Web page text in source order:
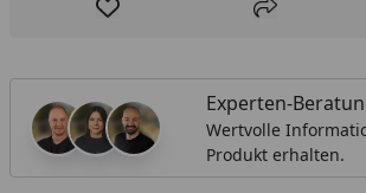
Produkt zur Wunschliste
Teilen
Experten-
Wertvolle
Produkt erhalten.